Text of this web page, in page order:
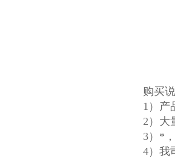
购买
1）产
2）大
3）*
4）我